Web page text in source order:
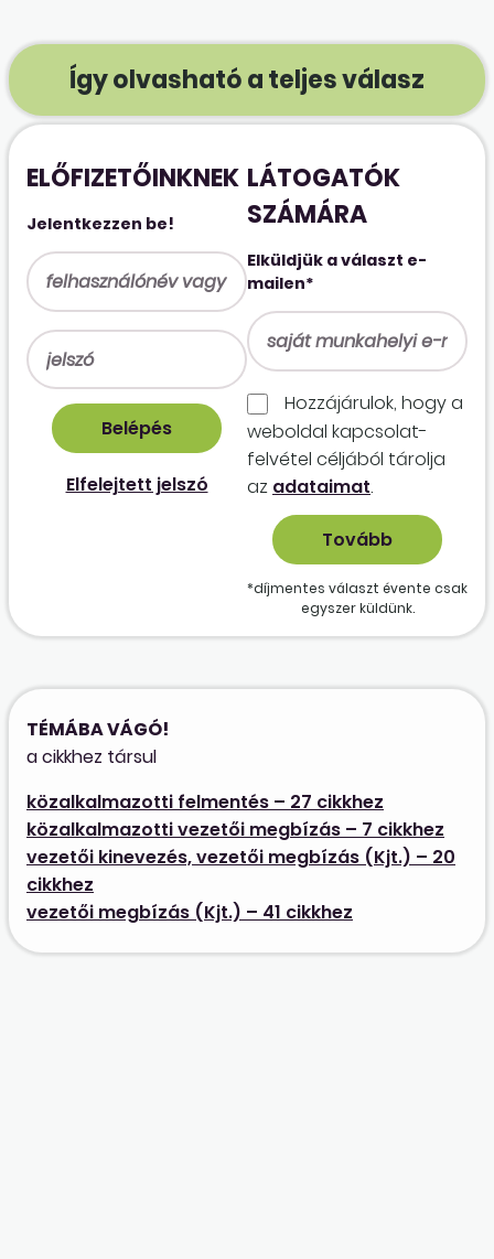
Így olvasható a teljes válasz
ELŐFIZETŐINKNEK
Jelentkezzen be!
Elfelejtett jelszó
LÁTOGATÓK
SZÁMÁRA
Elküldjük a választ e-
mailen*
Hozzájárulok, hogy a
weboldal kapcso­lat­
felvétel céljából tárolja
az adataimat.
*díjmentes választ évente csak
egyszer küldünk.
TÉMÁBA VÁGÓ!
a cikkhez társul
közalkalmazotti felmentés – 27 cikkhez
közalkalmazotti vezetői megbízás – 7 cikkhez
vezetői kinevezés, vezetői megbízás (Kjt.) – 20
cikkhez
vezetői megbízás (Kjt.) – 41 cikkhez